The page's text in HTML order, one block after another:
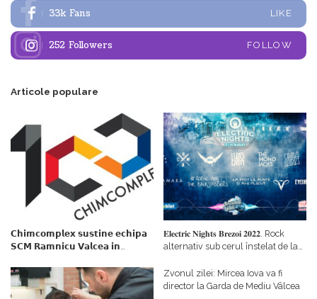
33k Fans LIKE
252 Followers FOLLOW
Articole populare
𝗖𝗵𝗶𝗺𝗰𝗼𝗺𝗽𝗹𝗲𝘅 𝘀𝘂𝘀𝘁𝗶𝗻𝗲 𝗲𝗰𝗵𝗶𝗽𝗮
𝗦𝗖𝗠 𝗥𝗮𝗺𝗻𝗶𝗰𝘂 𝗩𝗮𝗹𝗰𝗲𝗮 𝗶𝗻
𝗳𝗶𝗻𝗮𝗻𝘁𝗮𝘁𝗼𝗿
𝐄𝐥𝐞𝐜𝐭𝐫𝐢𝐜 𝐍𝐢𝐠𝐡𝐭𝐬 𝐁𝐫𝐞𝐳𝐨𝐢 𝟐𝟎𝟐𝟐. Rock
alternativ sub cerul înstelat de la
Zvonul zilei: Mircea Iova va fi
director la Garda de Mediu Vâlcea